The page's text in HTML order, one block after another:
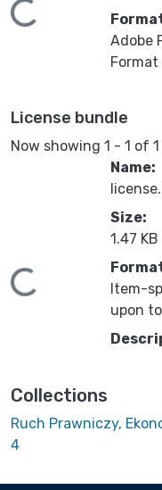
Loading...
Adobe
Format
License bundle
Now showing 1 - 1 of 1
Loading...
Name:
Size:
1.47 KB
Item-
upon
Collections
Ruch Prawniczy,
4